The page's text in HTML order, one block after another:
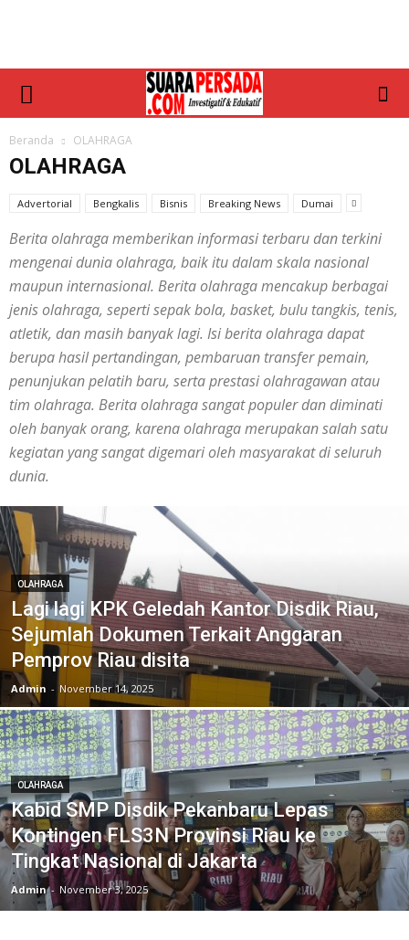
Beranda OLAHRAGA
OLAHRAGA
Advertorial Bengkalis Bisnis Breaking News Dumai
Berita olahraga memberikan informasi terbaru dan terkini
mengenai dunia olahraga, baik itu dalam skala nasional
maupun internasional. Berita olahraga mencakup berbagai
jenis olahraga, seperti sepak bola, basket, bulu tangkis, tenis,
atletik, dan masih banyak lagi. Isi berita olahraga dapat
berupa hasil pertandingan, pembaruan transfer pemain,
penunjukan pelatih baru, serta prestasi olahragawan atau
tim olahraga. Berita olahraga sangat populer dan diminati
oleh banyak orang, karena olahraga merupakan salah satu
kegiatan yang sangat digemari oleh masyarakat di seluruh
dunia.
OLAHRAGA
Lagi lagi KPK Geledah Kantor Disdik Riau,
Sejumlah Dokumen Terkait Anggaran
Pemprov Riau disita
Admin - November 14, 2025
OLAHRAGA
Kabid SMP Disdik Pekanbaru Lepas
Kontingen FLS3N Provinsi Riau ke
Tingkat Nasional di Jakarta
Admin - November 3, 2025